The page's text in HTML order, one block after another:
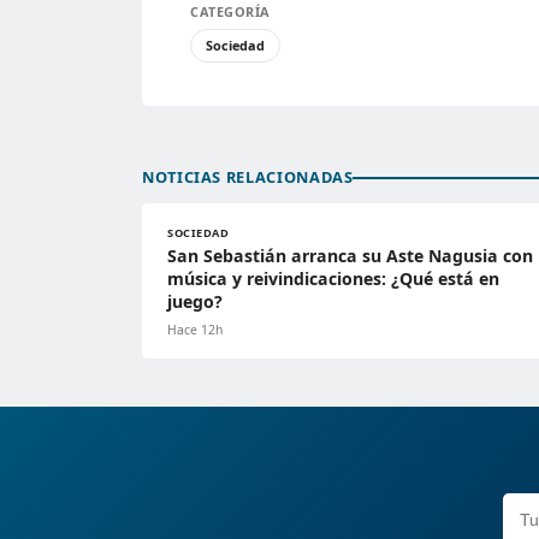
CATEGORÍA
Sociedad
NOTICIAS RELACIONADAS
SOCIEDAD
San Sebastián arranca su Aste Nagusia con
música y reivindicaciones: ¿Qué está en
juego?
Hace 12h